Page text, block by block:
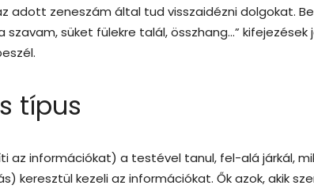
adott zeneszám által tud visszaidézni dolgokat.
szavam, süket fülekre talál, összhang…”
típus
az információkat) a testével tanul, fel-alá járkál,
keresztül kezeli az információkat. Ők azok, akik